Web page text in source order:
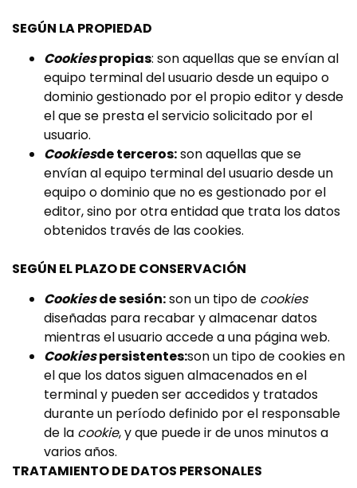
SEGÚN LA PROPIEDAD
Cookiespropias: son aquellas que se envían al
equipo terminal del usuario desde un equipo o
dominio gestionado por el propio editor y desde
el que se presta el servicio solicitado por el
usuario.
Cookiesde terceros:son aquellas que se
envían al equipo terminal del usuario desde un
equipo o dominio que no es gestionado por el
editor, sino por otra entidad que trata los datos
obtenidos través de las cookies.
SEGÚN EL PLAZO DE CONSERVACIÓN
Cookiesde sesión:son un tipo de cookies
diseñadas para recabar y almacenar datos
mientras el usuario accede a una página web.
Cookiespersistentes:son un tipo de cookies en
el que los datos siguen almacenados en el
terminal y pueden ser accedidos y tratados
durante un período definido por el responsable
de la cookie, y que puede ir de unos minutos a
varios años.
TRATAMIENTO DE DATOS PERSONALES